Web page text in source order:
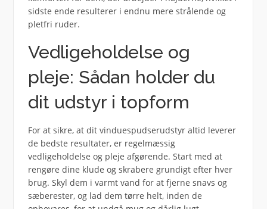
sidste ende resulterer i endnu mere strålende og
pletfri ruder.
Vedligeholdelse og
pleje: Sådan holder du
dit udstyr i topform
For at sikre, at dit vinduespudserudstyr altid leverer
de bedste resultater, er regelmæssig
vedligeholdelse og pleje afgørende. Start med at
rengøre dine klude og skrabere grundigt efter hver
brug. Skyl dem i varmt vand for at fjerne snavs og
sæberester, og lad dem tørre helt, inden de